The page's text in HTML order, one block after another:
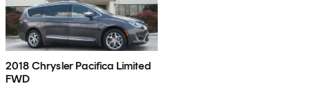
2018 Chrysler Pacifica Limited
FWD